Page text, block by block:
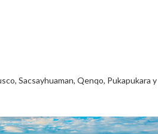
Sacsayhuaman, Qenqo, Pukapukara y